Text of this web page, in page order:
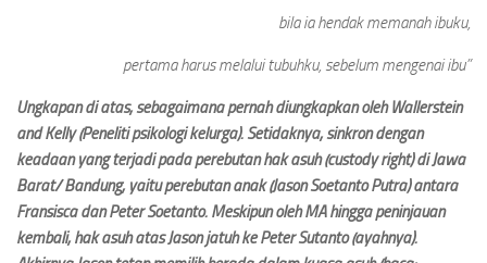
bila ia hendak memanah ibuku,
pertama harus melalui tubuhku, sebelum mengenai ibu”
Ungkapan di atas, sebagaimana pernah diungkapkan oleh Wallerstein
and Kelly (Peneliti psikologi kelurga). Setidaknya, sinkron dengan
keadaan yang terjadi pada perebutan hak asuh (custody right) di Jawa
Barat/ Bandung, yaitu perebutan anak (Jason Soetanto Putra) antara
Fransisca dan Peter Soetanto. Meskipun oleh MA hingga peninjauan
kembali, hak asuh atas Jason jatuh ke Peter Sutanto (ayahnya).